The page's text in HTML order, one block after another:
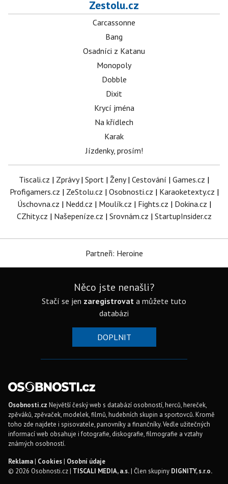
Zestolu.cz
Carcassonne
Bang
Osadníci z Katanu
Monopoly
Dobble
Dixit
Krycí jména
Na křídlech
Karak
Jízdenky, prosím!
Tiscali.cz | Zprávy| Sport | Ženy| Cestování | Games.cz |
Profigamers.cz | ZeStolu.cz | Osobnosti.cz | Karaoketexty.cz |
Úschovna.cz | Nedd.cz | Moulík.cz | Fights.cz | Dokina.cz |
CZhity.cz | Našepeníze.cz | Srovnám.cz | StartupInsider.cz
Partneři: Heroine
Něco jste nenašli?
Stačí se jen zaregistrovat a můžete tuto
databázi
DOPLNIT
Osobnosti.cz Největší český web s databází osobností, herců, hereček,
zpěváků, zpěvaček, modelek, filmů, hudebních skupin a sportovců. Kromě
toho zde najdete i spisovatele, panovníky a finančníky. Vedle užitečných
informací web obsahuje i fotografie, diskografie, filmografie a vztahy
známých osobností.
Reklama| Cookies| Osobní údaje
© 2026 Osobnosti.cz | TISCALI MEDIA, a.s.| Člen skupiny DIGNITY, s.r.o.